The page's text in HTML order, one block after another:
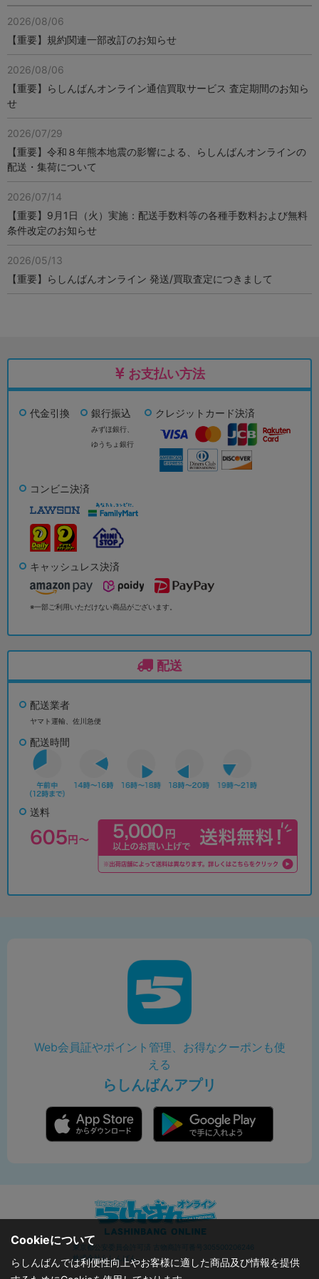
2026/08/06
【重要】規約関連一部改訂のお知らせ
2026/08/06
【重要】らしんばんオンライン通信買取サービス 査定期間のお知ら
せ
2026/07/29
【重要】令和８年熊本地震の影響による、らしんばんオンラインの
配送・集荷について
2026/07/14
【重要】9月1日（火）実施：配送手数料等の各種手数料および無料
条件改定のお知らせ
2026/05/13
【重要】らしんばんオンライン 発送/買取査定につきまして
お支払い方法
代金引換 銀行振込
みずほ銀行、
ゆうちょ銀行
クレジットカード決済
コンビニ決済
キャッシュレス決済
※一部ご利用いただけない商品がございます。
配送
配送業者
ヤマト運輸、佐川急便
配送時間
送料
Web会員証やポイント管理、お得なクーポンも使
える
らしんばんアプリ
東京都公安委員会許可済 古物商許可番号305500206246
株式会社らしんばん
Cookieについて
らしんばんでは利便性向上やお客様に適した商品及び情報を提供